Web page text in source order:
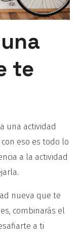
te
una actividad
eso es todo lo
a la actividad
nueva que te
combinarás el
a ti